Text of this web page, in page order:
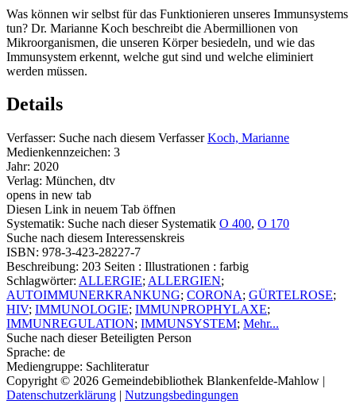
Was können wir selbst für das Funktionieren unseres Immunsystems
tun? Dr. Marianne Koch beschreibt die Abermillionen von
Mikroorganismen, die unseren Körper besiedeln, und wie das
Immunsystem erkennt, welche gut sind und welche eliminiert
werden müssen.
Details
Verfasser: Suche nach diesem Verfasser Koch, Marianne
Medienkennzeichen: 3
Jahr: 2020
Verlag: München, dtv
opens in new tab
Diesen Link in neuem Tab öffnen
Systematik: Suche nach dieser Systematik O 400, O 170
Suche nach diesem Interessenskreis
ISBN: 978-3-423-28227-7
Beschreibung: 203 Seiten : Illustrationen : farbig
Schlagwörter: ALLERGIE; ALLERGIEN;
AUTOIMMUNERKRANKUNG; CORONA; GÜRTELROSE;
HIV; IMMUNOLOGIE; IMMUNPROPHYLAXE;
IMMUNREGULATION; IMMUNSYSTEM; Mehr...
Suche nach dieser Beteiligten Person
Sprache: de
Mediengruppe: Sachliteratur
Copyright © 2026 Gemeindebibliothek Blankenfelde-Mahlow |
Datenschutzerklärung | Nutzungsbedingungen